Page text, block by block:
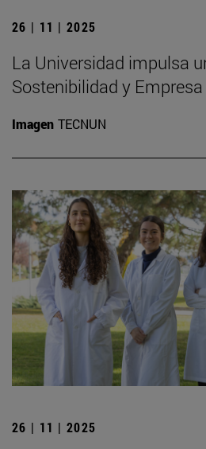
26 | 11 | 2025
La Universidad impulsa
Sostenibilidad y Empresa
Imagen TECNUN
26 | 11 | 2025